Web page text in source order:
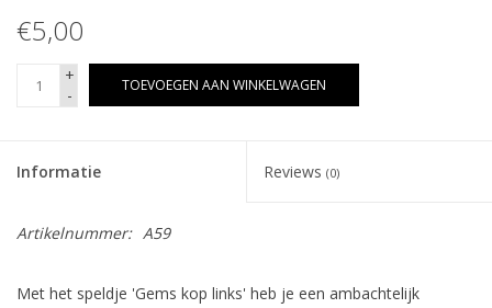
€5,00
+
-
TOEVOEGEN AAN WINKELWAGEN
Informatie Reviews (0)
Artikelnummer: A59
Met het speldje 'Gems kop links' heb je een ambachtelijk